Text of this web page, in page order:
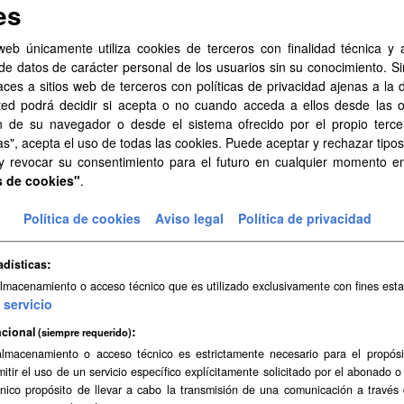
Observación de la Tierra y la Atmósfera...
del impacto del cambio climático en el turismo en
asociados a la publicación Projected impacts of climate change
de la Tierra y la Atmósfera (GOTA) de la...
de peligro meteorológico de incendios forestales
asociados a la publicación Projections of wildfire weather
la Atmósfera (GOTA) de la Universidad...
climáticas de radiación solar para las Islas
asociados a la publicación Climate change impact on future
archipielago, the Canary Islands del grupo de...
únicamente utiliza cookies de terceros con finalidad técnica y
datos de carácter personal de los usuarios sin su conocimiento.
a sitios web de terceros con políticas de privacidad ajenas a la
podrá decidir si acepta o no cuando acceda a ellos desde las
de su navegador o desde el sistema ofrecido por el propio
acepta el uso de todas las cookies. Puede aceptar y rechazar
revocar su consentimiento para el futuro en cualquier momento
de cookies".
Política de cookies Aviso legal Política de privacidad
o acceso técnico que es utilizado exclusivamente con fines
servicio
(siempre requerido)
o acceso técnico es estrictamente necesario para el
el uso de un servicio específico explícitamente solicitado por el abonado
propósito de llevar a cabo la transmisión de una comunicación a